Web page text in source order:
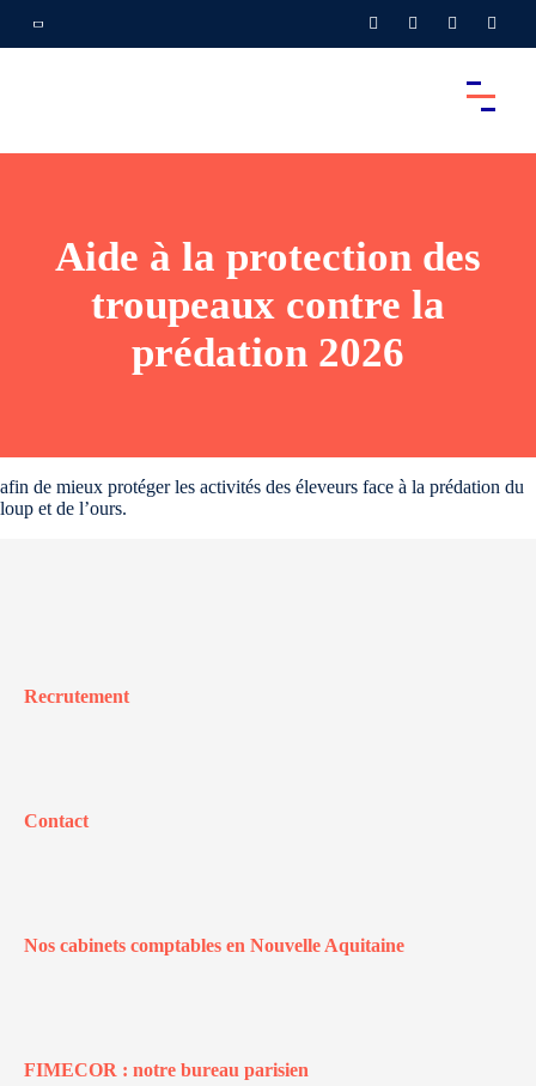
Aide à la protection des
troupeaux contre la
prédation 2026
afin de mieux protéger les activités des éleveurs face à la prédation du
loup et de l’ours.
Recrutement
Contact
Nos cabinets comptables en Nouvelle Aquitaine
FIMECOR : notre bureau parisien